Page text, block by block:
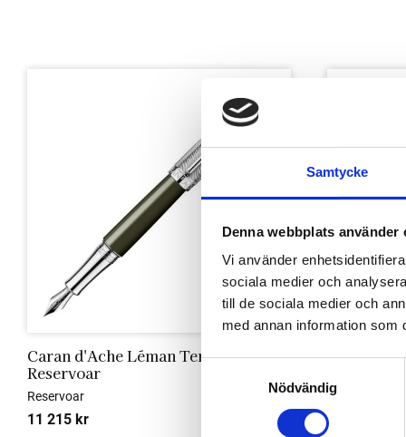
Samtycke
Denna webbplats använder
Vi använder
sociala medier och
till de sociala medier och
med annan information som
Nödvändig
Caran d'Ache Léman Terre d'Ombre
Reservoar
Reservoar
11 215 kr
Caran
Reservoar
8 300